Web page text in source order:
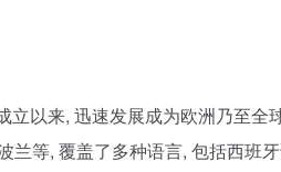
立以来, 迅速发展成为欧洲乃至全
兰等, 覆盖了多种语言, 包括西班